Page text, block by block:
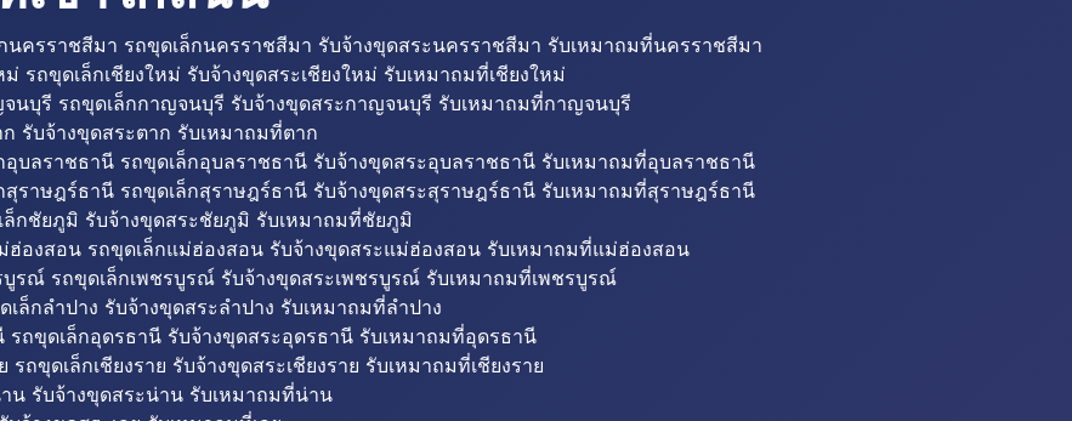
ครราชสีมา รถขุดเล็กนครราชสีมา รับจ้างขุดสระนครราชสีมา รับเหมาถมที่นครราชสีมา
รถขุดเล็กเชียงใหม่ รับจ้างขุดสระเชียงใหม่ รับเหมาถมที่เชียงใหม่
นบุรี รถขุดเล็กกาญจนบุรี รับจ้างขุดสระกาญจนบุรี รับเหมาถมที่กาญจนบุรี
รับจ้างขุดสระตาก รับเหมาถมที่ตาก
บลราชธานี รถขุดเล็กอุบลราชธานี รับจ้างขุดสระอุบลราชธานี รับเหมาถมที่อุบลราชธานี
ราษฎร์ธานี รถขุดเล็กสุราษฎร์ธานี รับจ้างขุดสระสุราษฎร์ธานี รับเหมาถมที่สุราษฎร์ธานี
กชัยภูมิ รับจ้างขุดสระชัยภูมิ รับเหมาถมที่ชัยภูมิ
องสอน รถขุดเล็กแม่ฮ่องสอน รับจ้างขุดสระแม่ฮ่องสอน รับเหมาถมที่แม่ฮ่องสอน
รณ์ รถขุดเล็กเพชรบูรณ์ รับจ้างขุดสระเพชรบูรณ์ รับเหมาถมที่เพชรบูรณ์
ล็กลำปาง รับจ้างขุดสระลำปาง รับเหมาถมที่ลำปาง
ถขุดเล็กอุดรธานี รับจ้างขุดสระอุดรธานี รับเหมาถมที่อุดรธานี
ถขุดเล็กเชียงราย รับจ้างขุดสระเชียงราย รับเหมาถมที่เชียงราย
น รับจ้างขุดสระน่าน รับเหมาถมที่น่าน